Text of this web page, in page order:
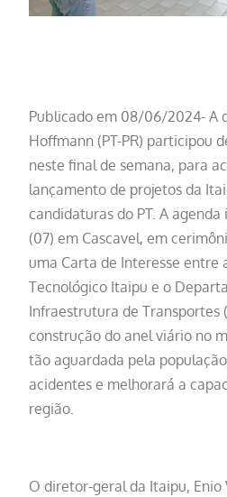
Publicado em 08/06/2024- A
Hoffmann (PT-PR) participou
neste final de semana, para
lançamento de projetos da
candidaturas do PT. A
(07) em Cascavel, em
uma Carta de Interesse entre
Tecnológico Itaipu e o
Infraestrutura de Transportes
construção do anel viário no
tão aguardada pela
acidentes e melhorará a
região.
O diretor-geral da Itaipu,